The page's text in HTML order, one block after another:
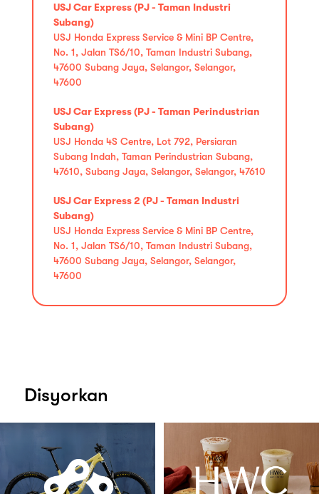
USJ Car Express (PJ - Taman Industri
Subang)
USJ Honda Express Service & Mini BP Centre,
No. 1, Jalan TS6/10, Taman Industri Subang,
47600 Subang Jaya, Selangor, Selangor,
47600
USJ Car Express (PJ - Taman Perindustrian
Subang)
USJ Honda 4S Centre, Lot 792, Persiaran
Subang Indah, Taman Perindustrian Subang,
47610, Subang Jaya, Selangor, Selangor, 47610
USJ Car Express 2 (PJ - Taman Industri
Subang)
USJ Honda Express Service & Mini BP Centre,
No. 1, Jalan TS6/10, Taman Industri Subang,
47600 Subang Jaya, Selangor, Selangor,
47600
Disyorkan